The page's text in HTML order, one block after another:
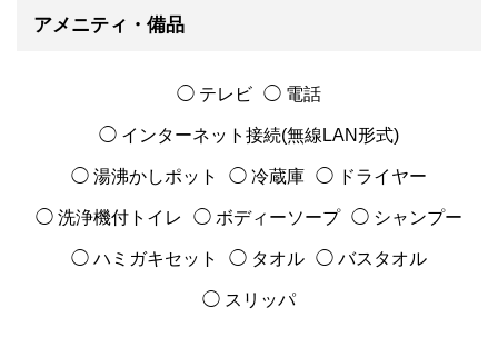
アメニティ・備品
◯ テレビ ◯ 電話
◯ インターネット接続(無線LAN形式)
◯ 湯沸かしポット ◯ 冷蔵庫 ◯ ドライヤー
◯ 洗浄機付トイレ ◯ ボディーソープ ◯ シャンプー
◯ ハミガキセット ◯ タオル ◯ バスタオル
◯ スリッパ